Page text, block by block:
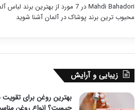
Mahdi Bahadoriدر 7 مورد از بهترین برند لباس
محبوب ترین برند پوشاک در آلمان آشنا شوید
زیبایی و آرایش
بهترین روغن برای